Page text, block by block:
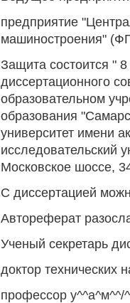
предприятие
машиностроения"
Защита состоится "
диссертационного
образовательном
образования
университет имени
исследовательский
Московское шоссе,
С диссертацией
Автореферат
Ученый секретарь
доктор технических
профессор у^^а^м^^/